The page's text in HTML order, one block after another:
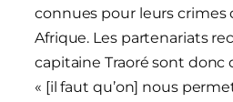
connues pour leurs crimes
Afrique. Les partenariats
capitaine Traoré sont donc
« [il faut qu’on] nous